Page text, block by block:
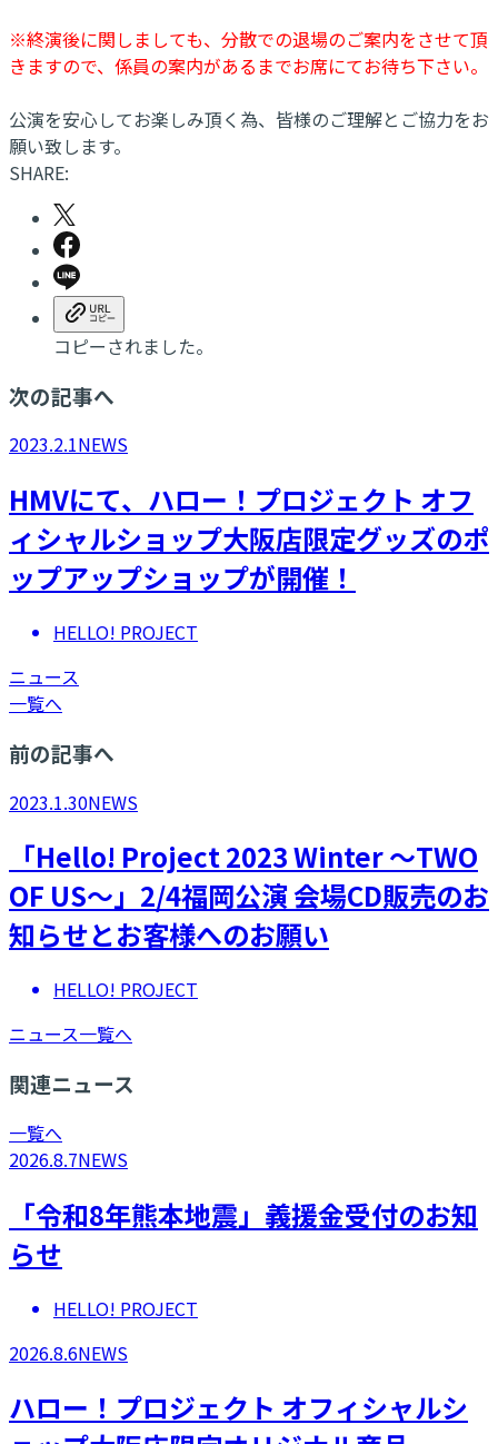
※終演後に関しましても、分散での退場のご案内をさせて頂
きますので、係員の案内があるまでお席にてお待ち下さい。
公演を安心してお楽しみ頂く為、皆様のご理解とご協力をお
願い致します。
SHARE:
コピーされました。
次の記事へ
2023.2.1NEWS
HMVにて、ハロー！プロジェクト オフ
ィシャルショップ大阪店限定グッズのポ
ップアップショップが開催！
HELLO! PROJECT
ニュース
一覧へ
前の記事へ
2023.1.30NEWS
「Hello! Project 2023 Winter ～TWO
OF US～」2/4福岡公演 会場CD販売のお
知らせとお客様へのお願い
HELLO! PROJECT
ニュース一覧へ
関連ニュース
一覧へ
2026.8.7NEWS
「令和8年熊本地震」義援金受付のお知
らせ
HELLO! PROJECT
2026.8.6NEWS
ハロー！プロジェクト オフィシャルシ